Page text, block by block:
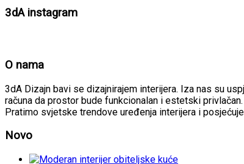
3dA instagram
O nama
3dA Dizajn bavi se dizajnirajem interijera. Iza nas su
računa da prostor bude funkcionalan i estetski
Pratimo svjetske trendove uređenja interijera i
Novo